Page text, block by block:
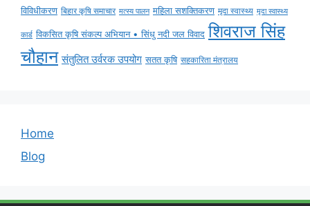
विविधीकरण बिहार कृषि समाचार मत्स्य पालन महिला सशक्तिकरण मृदा स्वास्थ्य मृदा स्वास्थ्य
कार्ड विकसित कृषि संकल्प अभियान • सिंधु नदी जल विवाद शिवराज सिंह
चौहान संतुलित उर्वरक उपयोग सतत कृषि सहकारिता मंत्रालय
Home
Blog